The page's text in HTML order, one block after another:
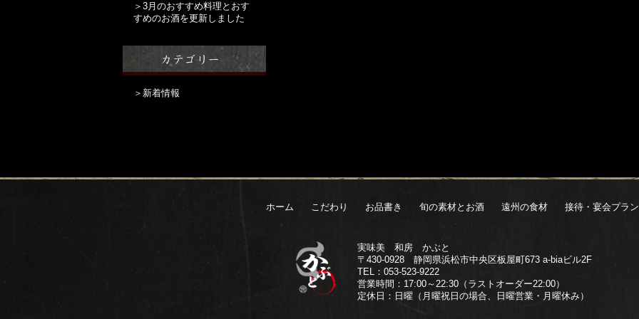
＞3月のおすすめ料理とおす
すめのお酒を更新しました
＞新着情報
ホーム こだわり お品書き 旬の素材とお酒 遠州の食材 接待・宴会プラン
実味美 和房 かぶと
〒430-0928 静岡県浜松市中央区板屋町673 a-biaビル2F
TEL： 053-523-9222
営業時間：17:00～22:30（ラストオーダー22:00）
定休日：日曜（月曜祝日の場合、日曜営業・月曜休み）